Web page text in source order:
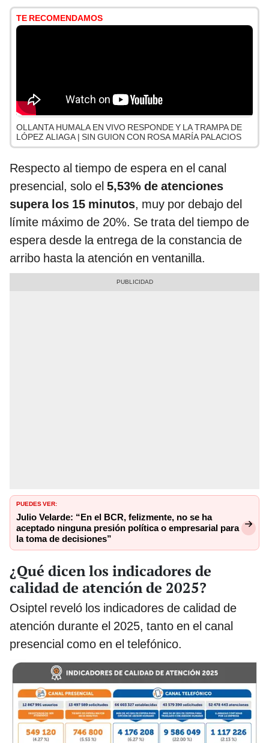
TE RECOMENDAMOS
OLLANTA HUMALA EN VIVO RESPONDE Y LA TRAMPA DE
LÓPEZ ALIAGA | SIN GUION CON ROSA MARÍA PALACIOS
Respecto al tiempo de espera en el canal
presencial, solo el 5,53% de atenciones
supera los 15 minutos, muy por debajo del
límite máximo de 20%. Se trata del tiempo de
espera desde la entrega de la constancia de
arribo hasta la atención en ventanilla.
PUEDES VER:
Julio Velarde: “En el BCR, felizmente, no se ha
aceptado ninguna presión política o empresarial para
la toma de decisiones”
¿Qué dicen los indicadores de
calidad de atención de 2025?
Osiptel reveló los indicadores de calidad de
atención durante el 2025, tanto en el canal
presencial como en el telefónico.